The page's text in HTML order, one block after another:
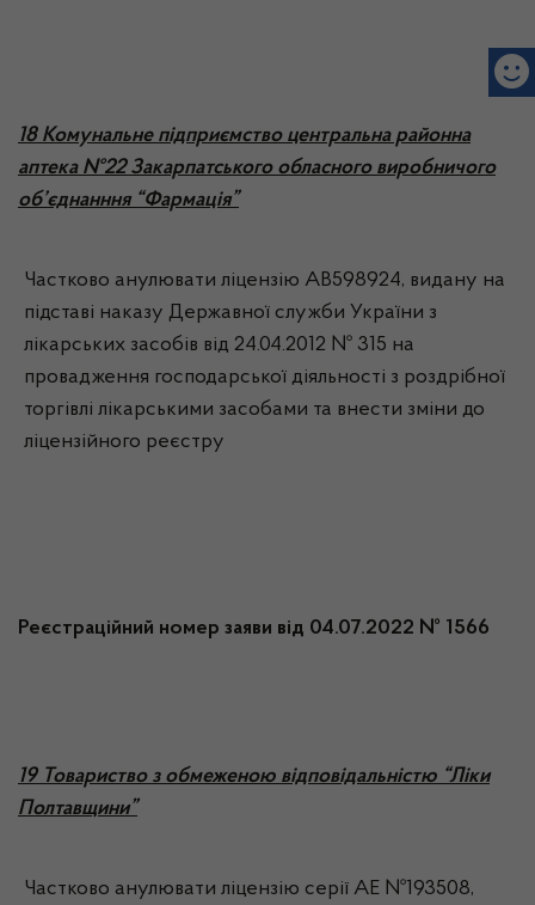
18 Комунальне підприємство центральна районна
аптека №22 Закарпатського обласного виробничого
об’єднанння “Фармація”
Частково анулювати ліцензію АВ598924, видану на
підставі наказу Державної служби України з
лікарських засобів від 24.04.2012 № 315 на
провадження господарської діяльності з роздрібної
торгівлі лікарськими засобами та внести зміни до
ліцензійного реєстру
Реєстраційний номер заяви від 04.07.2022 № 1566
19 Товариство з обмеженою відповідальністю “Ліки
Полтавщини”
Частково анулювати ліцензію серії АЕ №193508,